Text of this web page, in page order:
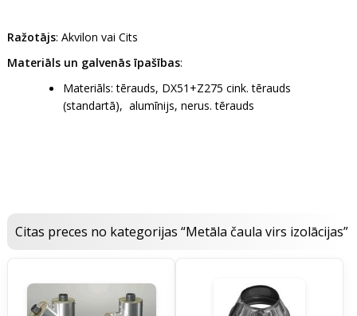
Ražotājs: Akvilon vai Cits
Materiāls un galvenās īpašības:
Materiāls: tērauds, DX51+Z275 cink. tērauds
(standartā), alumīnijs, nerus. tērauds
Citas preces no kategorijas “Metāla čaula virs izolācijas”